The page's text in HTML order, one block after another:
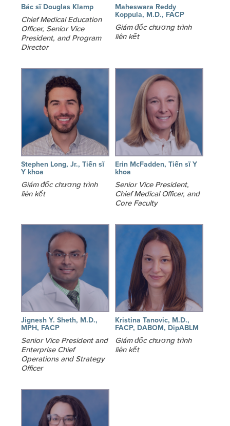
Bác sĩ Douglas Klamp
Chief Medical Education
Officer, Senior Vice
President, and Program
Director
Maheswara Reddy
Koppula, M.D., FACP
Giám đốc chương trình
liên kết
Stephen Long, Jr., Tiến sĩ
Y khoa
Giám đốc chương trình
liên kết
Erin McFadden, Tiến sĩ Y
khoa
Senior Vice President,
Chief Medical Officer, and
Core Faculty
Jignesh Y. Sheth, M.D.,
MPH, FACP
Senior Vice President and
Enterprise Chief
Operations and Strategy
Officer
Kristina Tanovic, M.D.,
FACP, DABOM, DipABLM
Giám đốc chương trình
liên kết